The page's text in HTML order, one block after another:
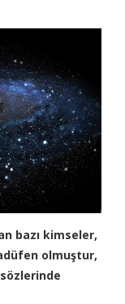
bazı kimseler,
olmuştur,